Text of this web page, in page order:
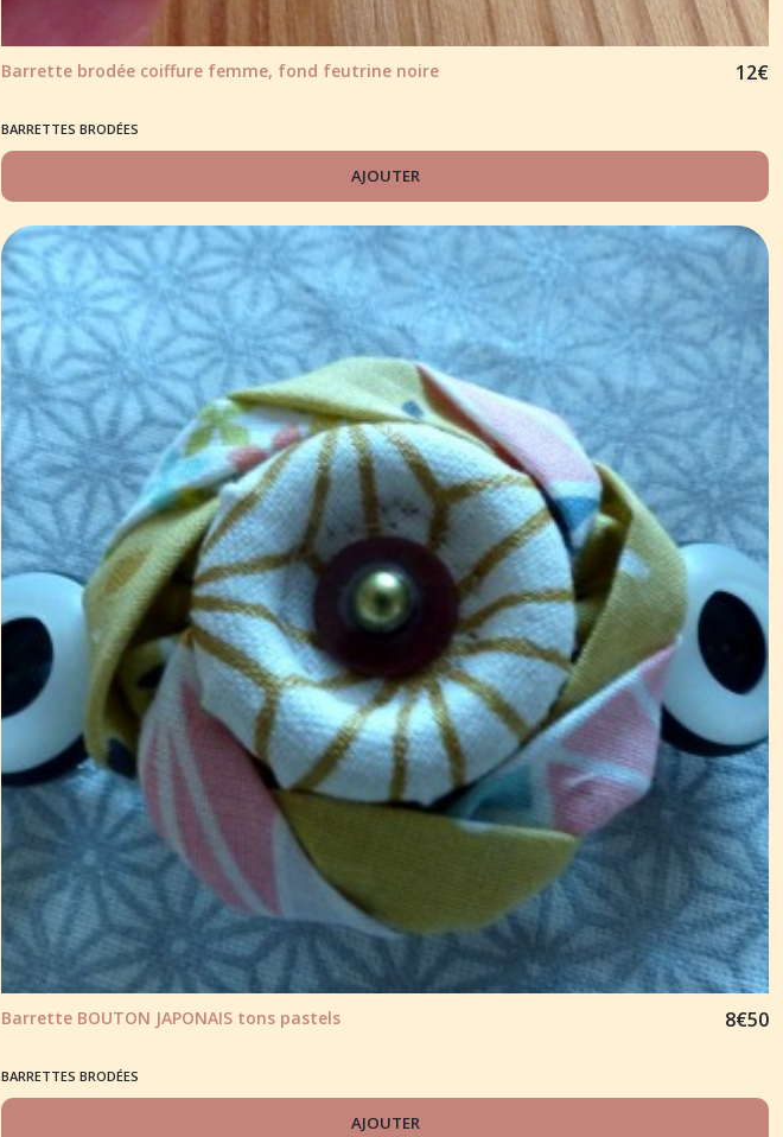
Barrette brodée coiffure femme, fond feutrine noire 12€
BARRETTES BRODÉES
AJOUTER
Barrette BOUTON JAPONAIS tons pastels 8€50
BARRETTES BRODÉES
AJOUTER